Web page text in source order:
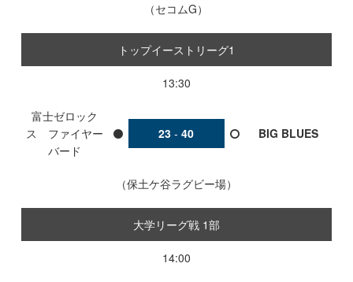
セコムG
トップイーストリーグ1
13:30
富士ゼロック
ス ファイヤー
バード
23 - 40 BIG BLUES
保土ケ谷ラグビー場
大学リーグ戦 1部
14:00